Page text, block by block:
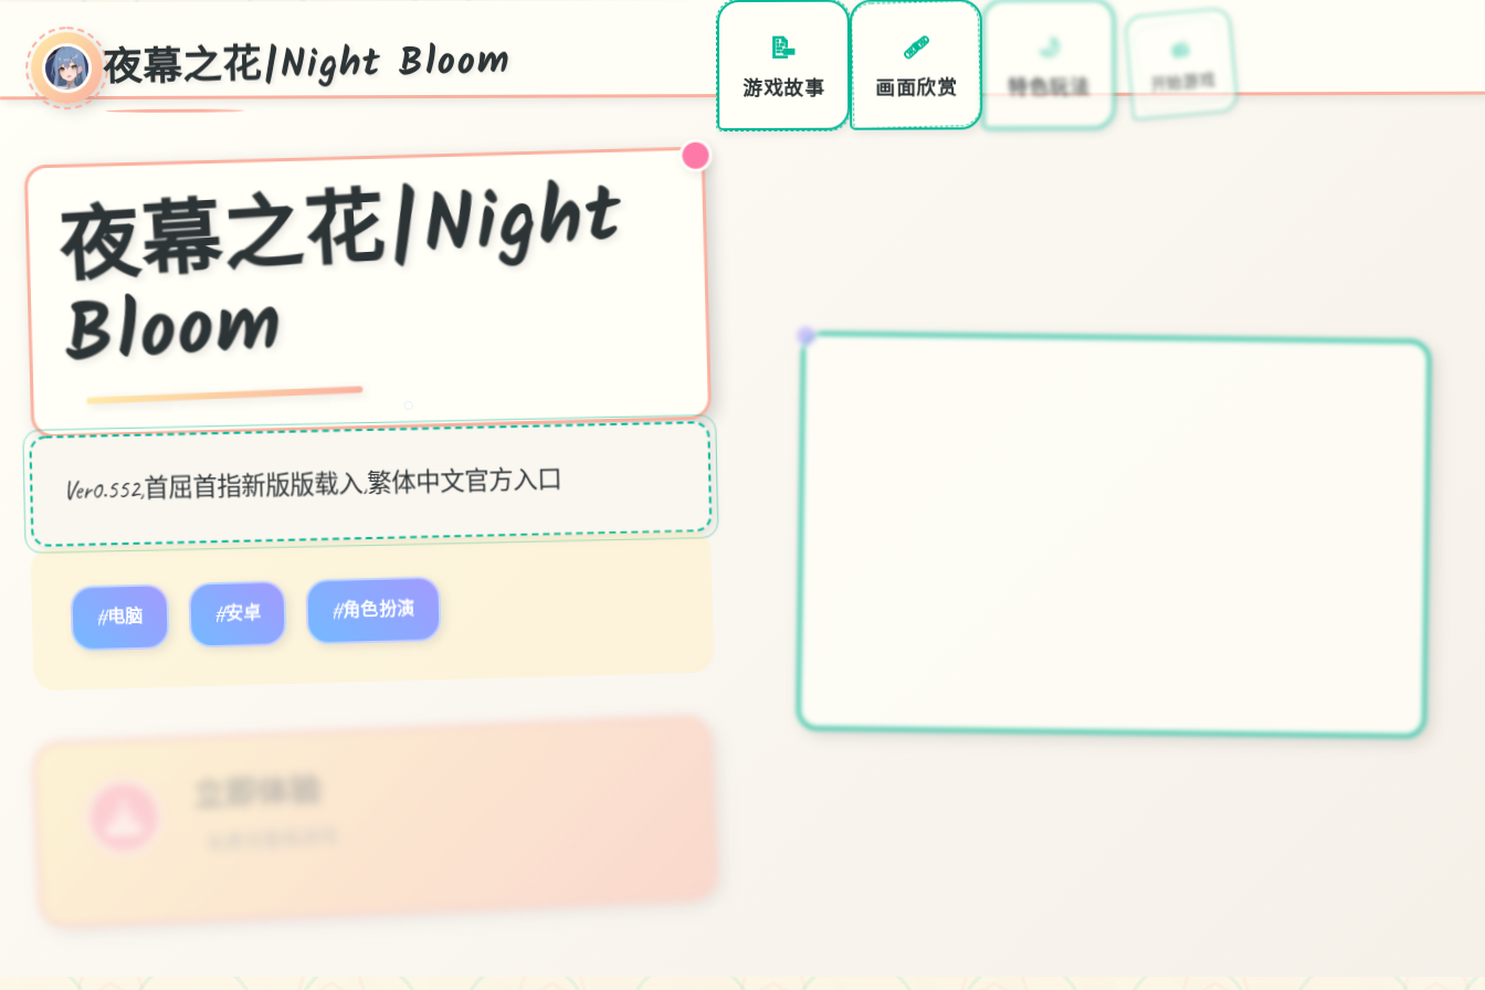
夜幕之花|Night Bloom 📝
游戏故事
🩹
画面欣赏
🌙
特色玩法
📻
开始游戏
夜
幕
之
花|Night
Bloo
m
Ver0.552,首屈首指新版版载入,繁体中文官方入口
#电脑 #安卓 #角色扮演
立即体验
○